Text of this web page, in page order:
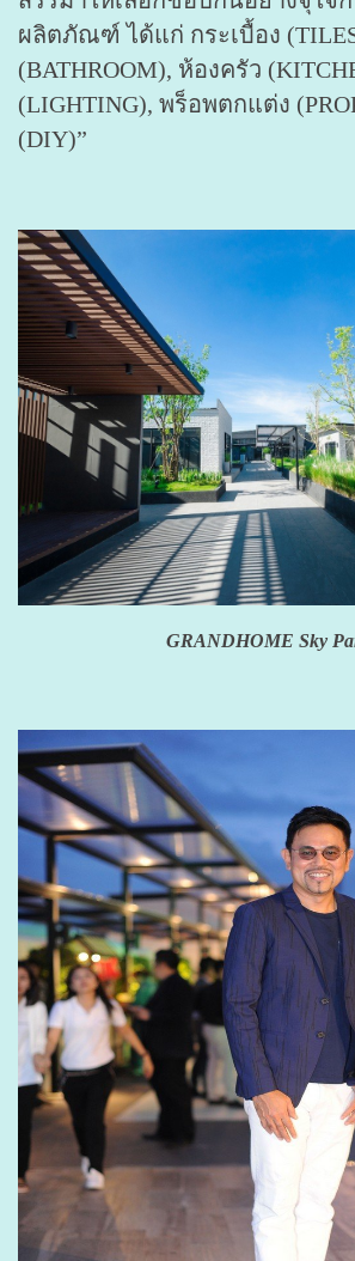
ผลิตภัณฑ์ ได้แก่ กระเบื้อง
(BATHROOM), ห้องครัว
(LIGHTING), พร็อพตกแต่ง
(DIY)”
GRANDHOME Sky